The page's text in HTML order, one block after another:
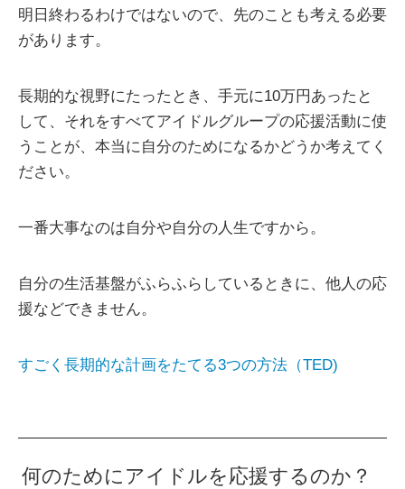
明日終わるわけではないので、先のことも考える必要
があります。
長期的な視野にたったとき、手元に10万円あったと
して、それをすべてアイドルグループの応援活動に使
うことが、本当に自分のためになるかどうか考えてく
ださい。
一番大事なのは自分や自分の人生ですから。
自分の生活基盤がふらふらしているときに、他人の応
援などできません。
すごく長期的な計画をたてる3つの方法（TED)
何のためにアイドルを応援するのか？